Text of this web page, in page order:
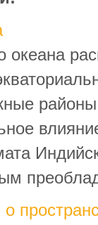
океана